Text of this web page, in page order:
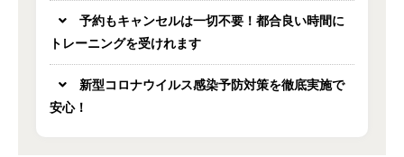
予約もキャンセルは一切不要！都合良い時間に
トレーニングを受けれます
新型コロナウイルス感染予防対策を徹底実施で
安心！